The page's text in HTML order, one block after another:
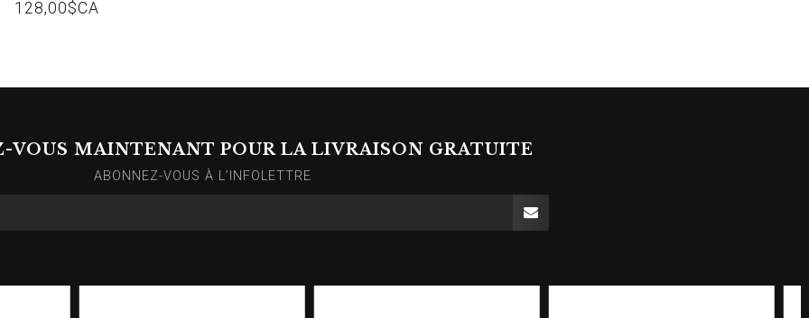
128,00$CA
VOUS MAINTENANT POUR LA LIVRAISON GRATUITE
ABONNEZ-VOUS À L’INFOLETTRE